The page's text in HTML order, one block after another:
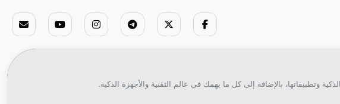
وتطبيقاتها، بالإضافة إلى كل ما يهمك في عالم التقنية والأجهزة الذكية.